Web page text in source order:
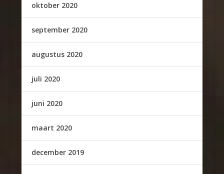
oktober 2020
september 2020
augustus 2020
juli 2020
juni 2020
maart 2020
december 2019